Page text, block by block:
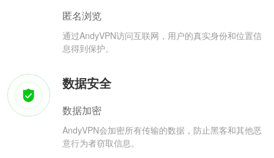
匿名浏览
通过AndyVPN访问互联网，用户的真实身份和位置信
息得到保护。
数据安全
数据加密
AndyVPN会加密所有传输的数据，防止黑客和其他恶
意行为者窃取信息。